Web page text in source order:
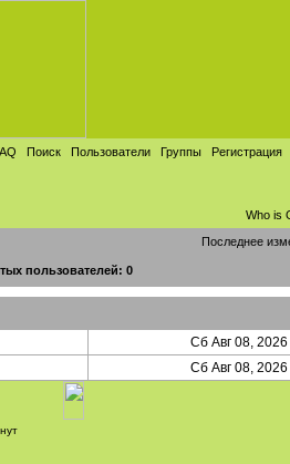
Поиск Пользователи Группы Регистрация
Who is
Последнее
пользователей: 0
Сб Авг 08,
Сб Авг 08,